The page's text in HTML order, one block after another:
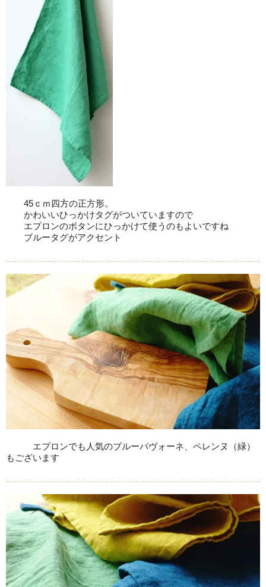
45ｃｍ四方の正方形。
かわいいひっかけタグがついていますので
エプロンのボタンにひっかけて使うのもよいですね
ブルータグがアクセント
エプロンでも人気のブルーパヴォーネ、ペレンヌ（緑）
もございます